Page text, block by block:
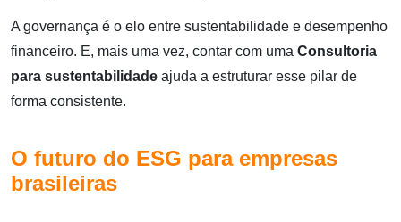
A governança é o elo entre sustentabilidade e desempenho
financeiro. E, mais uma vez, contar com uma Consultoria
para sustentabilidade ajuda a estruturar esse pilar de
forma consistente.
O futuro do ESG para empresas
brasileiras